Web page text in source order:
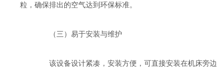
粒，确保排出的空气达到环保标准。
（三）易于安装与维护
该设备设计紧凑，安装方便，可直接安装在机床旁边